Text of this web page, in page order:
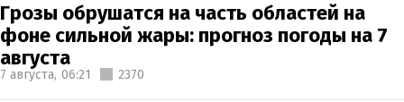
Грозы обрушатся на часть областей на
фоне сильной жары: прогноз погоды на 7
августа
7 августа, 06:21 2370